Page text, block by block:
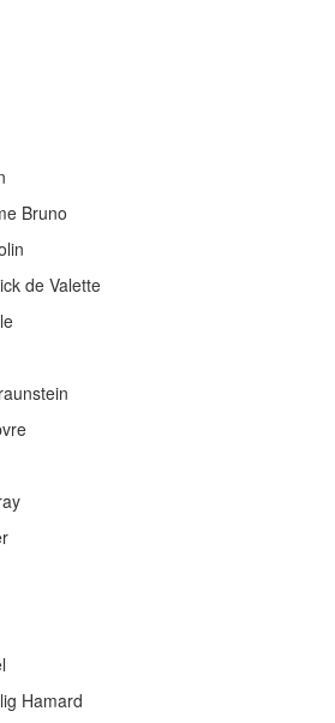
Bruno
de Valette
Hamard